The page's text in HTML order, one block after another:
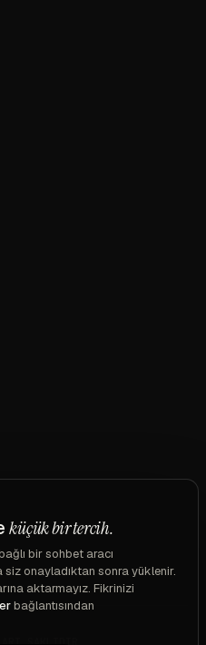
küçük bir tercih.
bir sohbet aracı
siz onayladıktan sonra yüklenir.
aktarmayız. Fikrinizi
bağlantısından